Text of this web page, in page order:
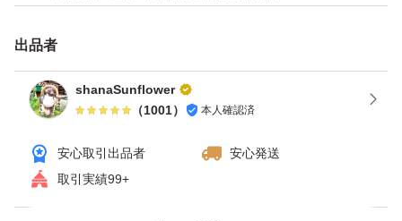
#新米
#新潟
#コシヒカリ
#家庭用米
出品者
shanaSunflower
（1001） 本人確認済
安心取引出品者
安心発送
取引実績99+